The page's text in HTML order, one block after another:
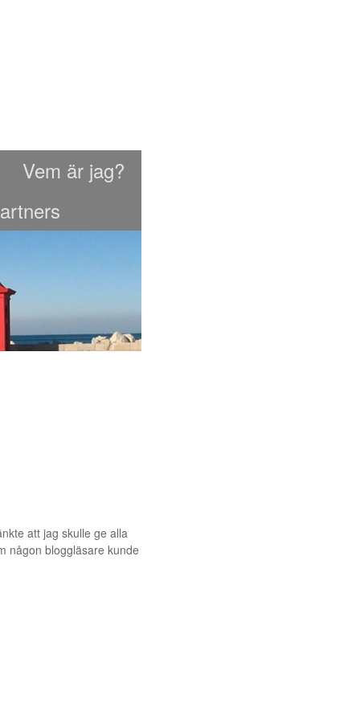
Vem är jag?
att jag skulle ge alla
någon bloggläsare kunde